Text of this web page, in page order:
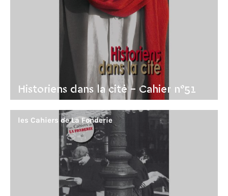
Historiens dans la cité - Cahier n°51
les Cahiers de La Fonderie